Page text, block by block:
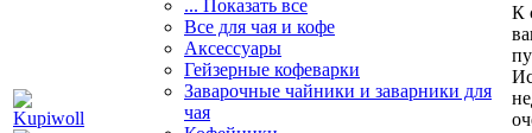
... Показать все
Все для чая и кофе
Аксессуары
Гейзерные кофеварки
Заварочные чайники и заварники для
чая
К